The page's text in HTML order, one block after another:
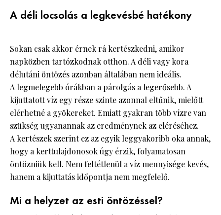
A déli locsolás a legkevésbé hatékony
Sokan csak akkor érnek rá kertészkedni, amikor
napközben tartózkodnak otthon. A déli vagy kora
délutáni öntözés azonban általában nem ideális.
A legmelegebb órákban a párolgás a legerősebb. A
kijuttatott víz egy része szinte azonnal eltűnik, mielőtt
elérhetné a gyökereket. Emiatt gyakran több vízre van
szükség ugyanannak az eredménynek az eléréséhez.
A kertészek szerint ez az egyik leggyakoribb oka annak,
hogy a kerttulajdonosok úgy érzik, folyamatosan
öntözniük kell. Nem feltétlenül a víz mennyisége kevés,
hanem a kijuttatás időpontja nem megfelelő.
Mi a helyzet az esti öntözéssel?